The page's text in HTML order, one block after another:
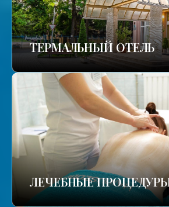
ТЕРМАЛЬНЫЙ ОТЕЛЬ
ЛЕЧЕБНЫЕ